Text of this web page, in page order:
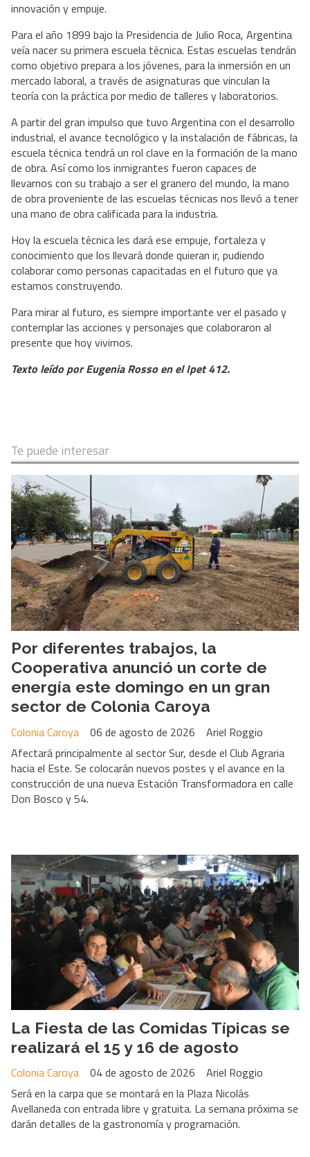
innovación y empuje.
Para el año 1899 bajo la Presidencia de Julio Roca, Argentina
veía nacer su primera escuela técnica. Estas escuelas tendrán
como objetivo prepara a los jóvenes, para la inmersión en un
mercado laboral, a través de asignaturas que vinculan la
teoría con la práctica por medio de talleres y laboratorios.
A partir del gran impulso que tuvo Argentina con el desarrollo
industrial, el avance tecnológico y la instalación de fábricas, la
escuela técnica tendrá un rol clave en la formación de la mano
de obra. Así como los inmigrantes fueron capaces de
llevarnos con su trabajo a ser el granero del mundo, la mano
de obra proveniente de las escuelas técnicas nos llevó a tener
una mano de obra calificada para la industria.
Hoy la escuela técnica les dará ese empuje, fortaleza y
conocimiento que los llevará donde quieran ir, pudiendo
colaborar como personas capacitadas en el futuro que ya
estamos construyendo.
Para mirar al futuro, es siempre importante ver el pasado y
contemplar las acciones y personajes que colaboraron al
presente que hoy vivimos.
Texto leído por Eugenia Rosso en el Ipet 412.
Te puede interesar
Por diferentes trabajos, la
Cooperativa anunció un corte de
energía este domingo en un gran
sector de Colonia Caroya
Ariel Roggio
Colonia Caroya
06 de agosto de 2026
Afectará principalmente al sector Sur, desde el Club Agraria
hacia el Este. Se colocarán nuevos postes y el avance en la
construcción de una nueva Estación Transformadora en calle
Don Bosco y 54.
La Fiesta de las Comidas Típicas se
realizará el 15 y 16 de agosto
Ariel Roggio
Colonia Caroya
04 de agosto de 2026
Será en la carpa que se montará en la Plaza Nicolás
Avellaneda con entrada libre y gratuita. La semana próxima se
darán detalles de la gastronomía y programación.